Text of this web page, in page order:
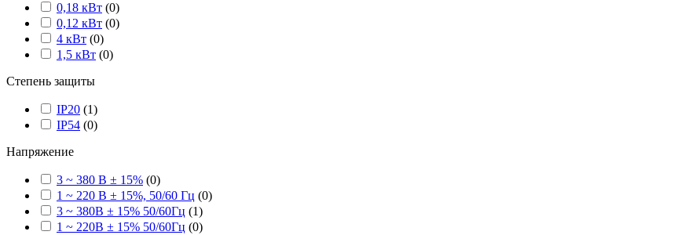
0,18 кВт (0)
0,12 кВт (0)
4 кВт (0)
1,5 кВт (0)
Степень защиты
IP20 (1)
IP54 (0)
Напряжение
3 ~ 380 В ± 15% (0)
1 ~ 220 В ± 15%, 50/60 Гц (0)
3 ~ 380В ± 15% 50/60Гц (1)
1 ~ 220В ± 15% 50/60Гц (0)